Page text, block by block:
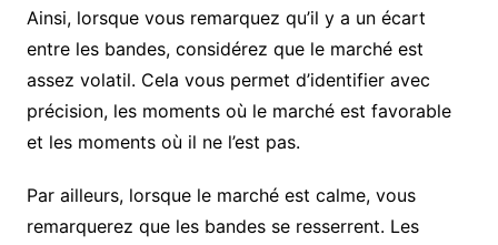
Ainsi, lorsque vous remarquez qu’il y a un écart
entre les bandes, considérez que le marché est
assez volatil. Cela vous permet d’identifier avec
précision, les moments où le marché est favorable
et les moments où il ne l’est pas.
Par ailleurs, lorsque le marché est calme, vous
remarquerez que les bandes se resserrent. Les